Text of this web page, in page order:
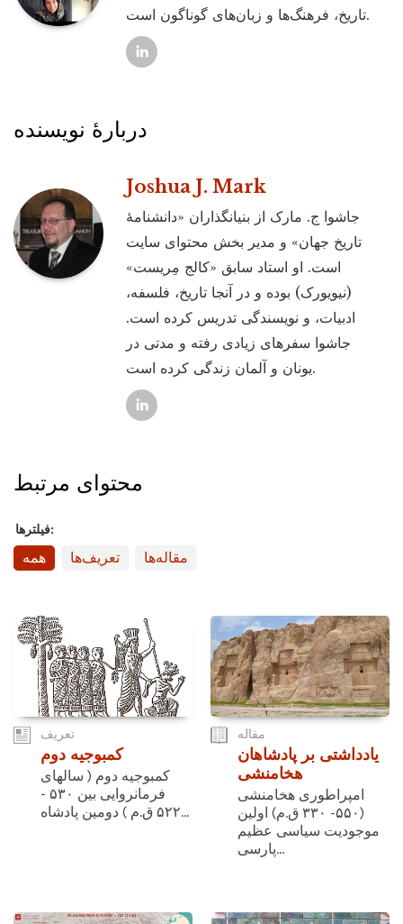
تاریخ، فرهنگ‌ها و زبان‌های گوناگون است.
دربارۀ نویسنده
Joshua J. Mark
جاشوا ج. مارک از بنیانگذاران «دانشنامۀ
تاریخ جهان» و مدیر بخش محتوای سایت
است. او استاد سابق «کالج مِریست»
(نیویورک) بوده و در آنجا تاریخ، فلسفه،
ادبیات، و نویسندگی تدریس کرده است.
جاشوا سفرهای زیادی رفته و مدتی در
یونان و آلمان زندگی کرده است.
محتوای مرتبط
فیلترها:
همه تعریف‌ها مقاله‌ها
تعریف
کمبوجیه دوم
کمبوجیه دوم ( سالهای
فرمانروایی بین ۵۳۰ -
۵۲۲ ق.م ) دومین پادشاه...
مقاله
یادداشتی بر پادشاهان
هخامنشی
امپراطوری هخامنشی
(۵۵۰- ۳۳۰ ق.م) اولین
موجودیت سیاسی عظیم
پارسی...